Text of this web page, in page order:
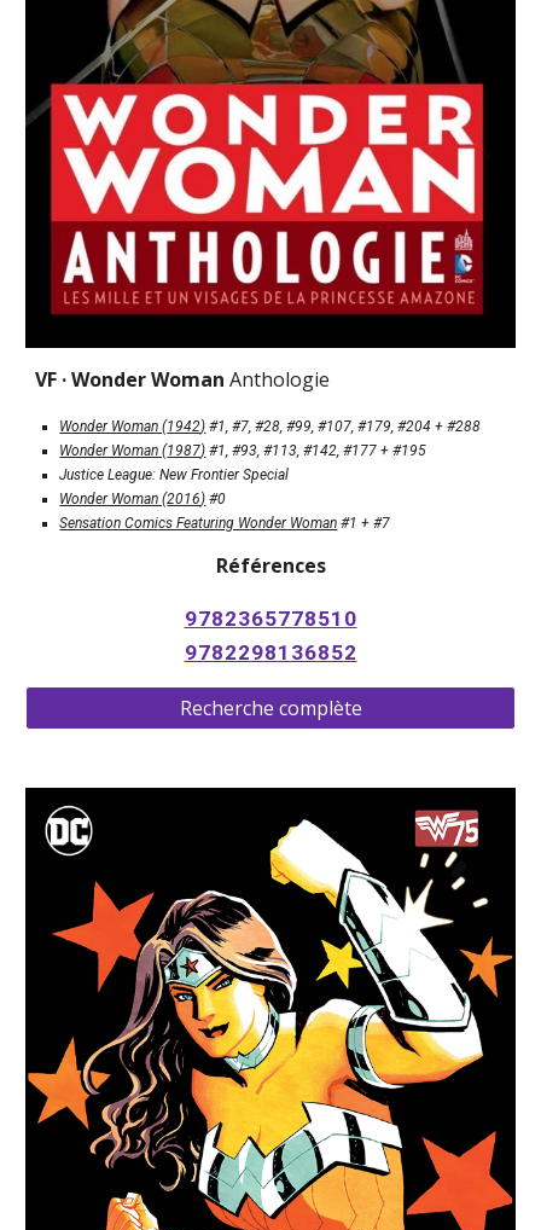
VF · Wonder Woman Anthologie
Wonder Woman (1942) #1, #7, #28, #99, #107, #179, #204 + #288
Wonder Woman (1987) #1, #93, #113, #142, #177 + #195
Justice League: New Frontier Special
Wonder Woman (2016) #0
Sensation Comics Featuring Wonder Woman #1 + #7
Références
9782365778510
9782298136852
Recherche complète